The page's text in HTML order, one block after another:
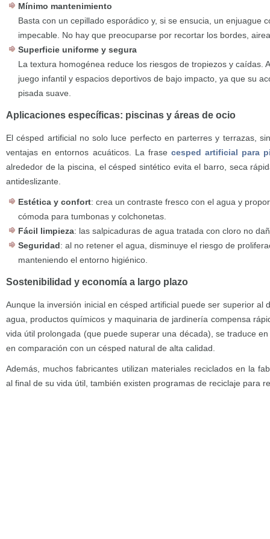
Mínimo mantenimiento
Basta con un cepillado esporádico y, si se ensucia, un enjuague
impecable. No hay que preocuparse por recortar los bordes,
Superficie uniforme y segura
La textura homogénea reduce los riesgos de tropiezos y caídas.
juego infantil y espacios deportivos de bajo impacto, ya que su
pisada suave.
Aplicaciones específicas: piscinas y áreas de ocio
El césped artificial no solo luce perfecto en parterres y terrazas,
ventajas en entornos acuáticos. La frase cesped artificial para
alrededor de la piscina, el césped sintético evita el barro, seca
antideslizante.
Estética y confort: crea un contraste fresco con el agua y
cómoda para tumbonas y colchonetas.
Fácil limpieza: las salpicaduras de agua tratada con cloro no
Seguridad: al no retener el agua, disminuye el riesgo de
manteniendo el entorno higiénico.
Sostenibilidad y economía a largo plazo
Aunque la inversión inicial en césped artificial puede ser superior al
agua, productos químicos y maquinaria de jardinería compensa
vida útil prolongada (que puede superar una década), se traduce
en comparación con un césped natural de alta calidad.
Además, muchos fabricantes utilizan materiales reciclados en la
al final de su vida útil, también existen programas de reciclaje para